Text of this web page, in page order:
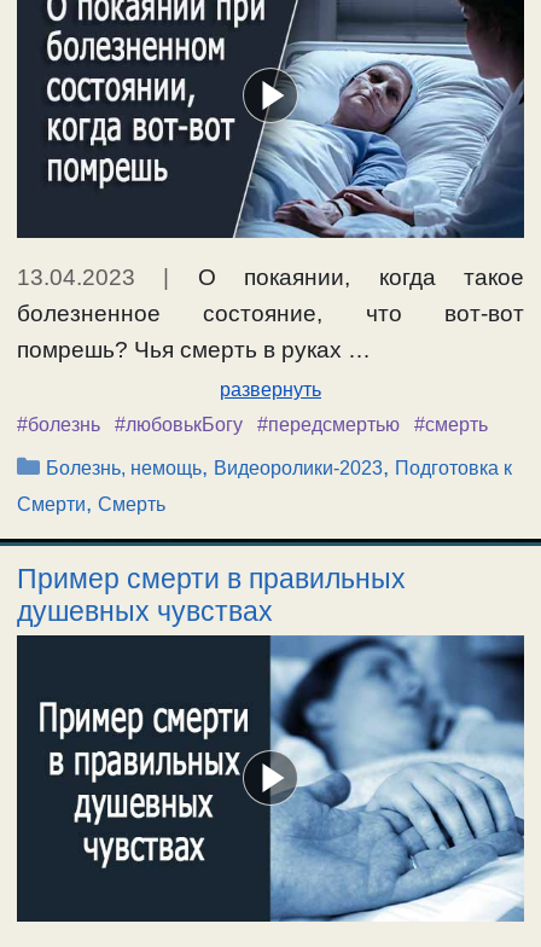
13.04.2023
О покаянии, когда такое
болезненное состояние, что вот-вот
помрешь? Чья смерть в руках …
развернуть
#болезнь
#любовькБогу #передсмертью #смерть
Рубрики
Болезнь, немощь, Видеоролики-2023, Подготовка к
Смерти, Смерть
Пример смерти в правильных
душевных чувствах